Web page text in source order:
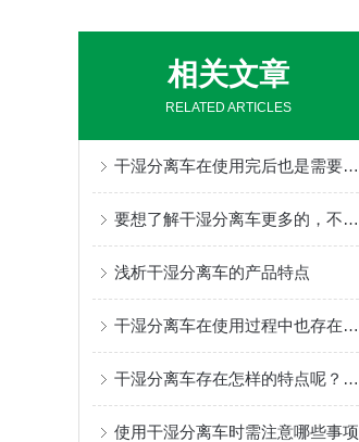
相关文章
RELATED ARTICLES
干湿分离车在使用完后也是需要进行日常维护保养的
要想了解干湿分离车更多的，不妨先看看下文！
浅析干湿分离车的产品特点
干湿分离车在使用过程中也存在一些问题
干湿分离车存在怎样的特点呢？快来瞧瞧吧！
使用干湿分离车时需注意哪些事项